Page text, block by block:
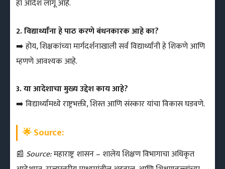
हा आदेश लागू आहे.
2. विद्यार्थ्यांना हे पाठ करणे बंधनकारक आहे का?
➡️ होय, शिक्षकांच्या मार्गदर्शनाखाली सर्व विद्यार्थ्यांनी हे शिकणे आणि
म्हणणे आवश्यक आहे.
3. या आदेशाचा मुख्य उद्देश काय आहे?
➡️ विद्यार्थ्यांमध्ये राष्ट्रभक्ती, शिस्त आणि संस्कार यांचा विकास घडवणे.
🌟 Source:
📰 Source:महाराष्ट्र शासन – शालेय शिक्षण विभागाचा अधिकृत